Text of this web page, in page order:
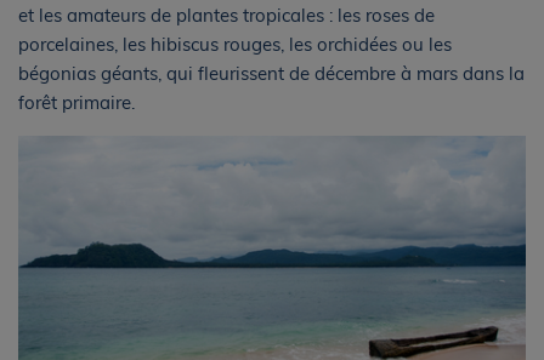
et les amateurs de plantes tropicales : les roses de
porcelaines, les hibiscus rouges, les orchidées ou les
bégonias géants, qui fleurissent de décembre à mars dans la
forêt primaire.